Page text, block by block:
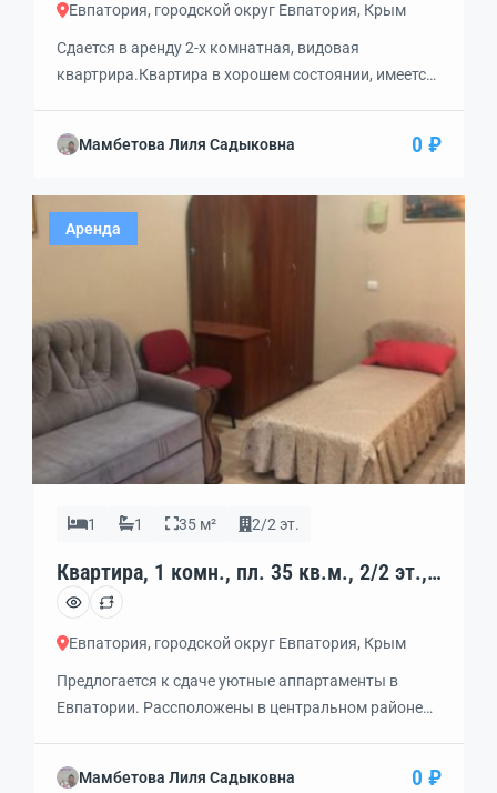
Евпатория, городской округ Евпатория, Крым
Сдается в аренду 2-х комнатная, видовая
квартрира.Квартира в хорошем состоянии, имеется
развязка.Можно с детками и животными.Цена с
Мамбетова Лиля Садыковна 0 ₽
Аренда
1 1 35 м² 2/2 эт.
Квартира, 1 комн., пл. 35 кв.м., 2/2 эт.,
код: 342798
Евпатория, городской округ Евпатория, Крым
Предлогается к сдаче уютные аппартаменты в
Евпатории. Рассположены в центральном районе
минут. Вся необходимая инфраструктура в пешой
Мамбетова Лиля Садыковна 0 ₽